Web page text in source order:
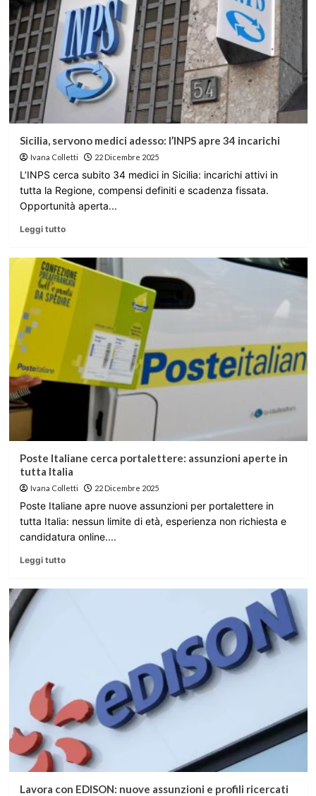
Sicilia, servono medici adesso: l’INPS apre 34 incarichi
Ivana Colletti 22 Dicembre 2025
L’INPS cerca subito 34 medici in Sicilia: incarichi attivi in
tutta la Regione, compensi definiti e scadenza fissata.
Opportunità aperta...
Leggi tutto
Poste Italiane cerca portalettere: assunzioni aperte in
tutta Italia
Ivana Colletti 22 Dicembre 2025
Poste Italiane apre nuove assunzioni per portalettere in
tutta Italia: nessun limite di età, esperienza non richiesta e
candidatura online....
Leggi tutto
Lavora con EDISON: nuove assunzioni e profili ricercati